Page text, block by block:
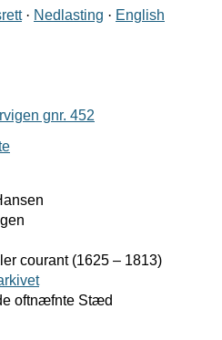
· Nedlasting · English
gnr. 452
courant (1625 – 1813)
oftnæfnte Stæd